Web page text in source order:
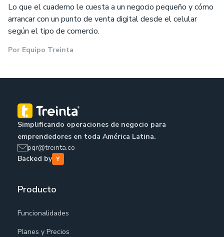
Lo que el cuaderno le cuesta a un negocio pequeño y cómo
arrancar con un punto de venta digital desde el celular
según el tipo de comercio.
Por Equipo Treinta
Simplificando operaciones de negocio para
emprendedores en toda América Latina.
pqr@treinta.co
Backed by
Producto
Funcionalidades
Planes y Precios